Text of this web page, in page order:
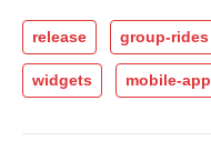
release group-rides
widgets mobile-app